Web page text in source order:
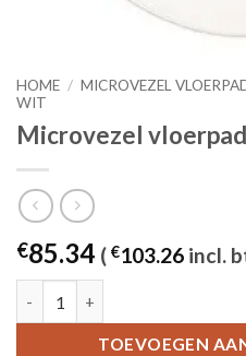
HOME / MICROVEZEL
WIT
Microvezel
€85.34 ( €103.26 incl.
TOEVOEGEN